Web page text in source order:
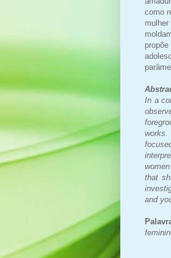
como
In a
that
and